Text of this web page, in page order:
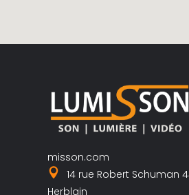
misson.com
14 rue Robert Schuman
Herblain